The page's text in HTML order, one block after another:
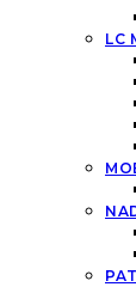
LC